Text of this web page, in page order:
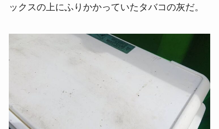
ックスの上にふりかかっていたタバコの灰だ。